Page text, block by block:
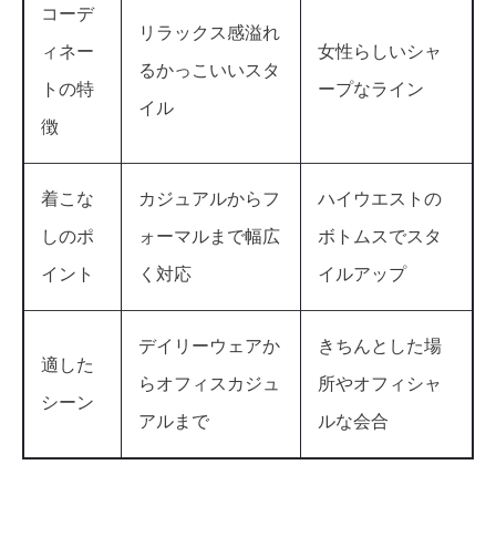
コーデ
ィネー
トの特
徴
リラックス感溢れ
るかっこいいスタ
イル
女性らしいシャ
ープなライン
着こな
しのポ
イント
カジュアルからフ
ォーマルまで幅広
く対応
ハイウエストの
ボトムスでスタ
イルアップ
適した
シーン
デイリーウェアか
らオフィスカジュ
アルまで
きちんとした場
所やオフィシャ
ルな会合